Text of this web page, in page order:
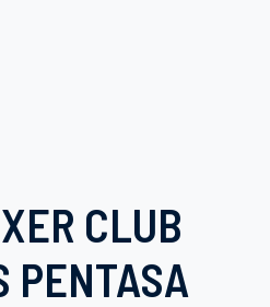
CLUB
PENTASA